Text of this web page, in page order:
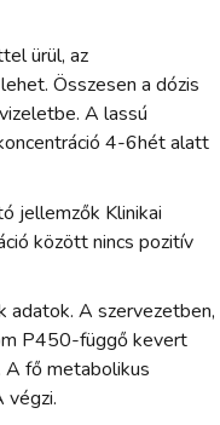
ürül, az
Összesen a dózis
A lassú
4-6hét alatt
jellemzők Klinikai
között nincs pozitív
adatok. A szervezetben,
P450-függő kevert
A fő metabolikus
végzi.